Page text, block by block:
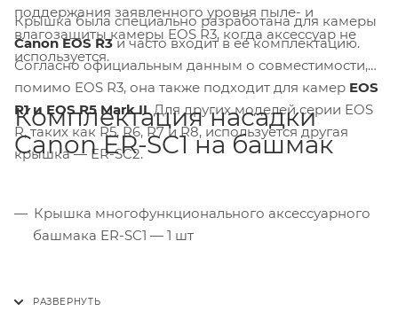
поддержания заявленного уровня пыле- и
влагозащиты камеры EOS R3, когда аксессуар не
используется.
Крышка была специально разработана для камеры
Canon EOS R3и часто входит в её комплектацию.
Согласно официальным данным о совместимости,
помимо EOS R3, она также подходит для камер EOS
R1 и EOS R5 Mark II. Для других моделей серии EOS
R, таких как R5, R6, R7 и R8, используется другая
крышка — ER-SC2.
Комплектация насадки
Canon ER-SC1 на башмак
Крышка многофункционального аксессуарного
башмака ER-SC1 — 1 шт